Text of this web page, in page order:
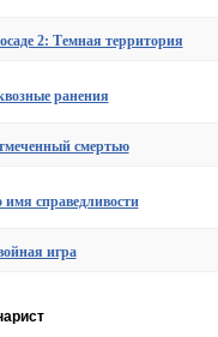
2: Темная территория
ранения
смертью
имя справедливости
игра